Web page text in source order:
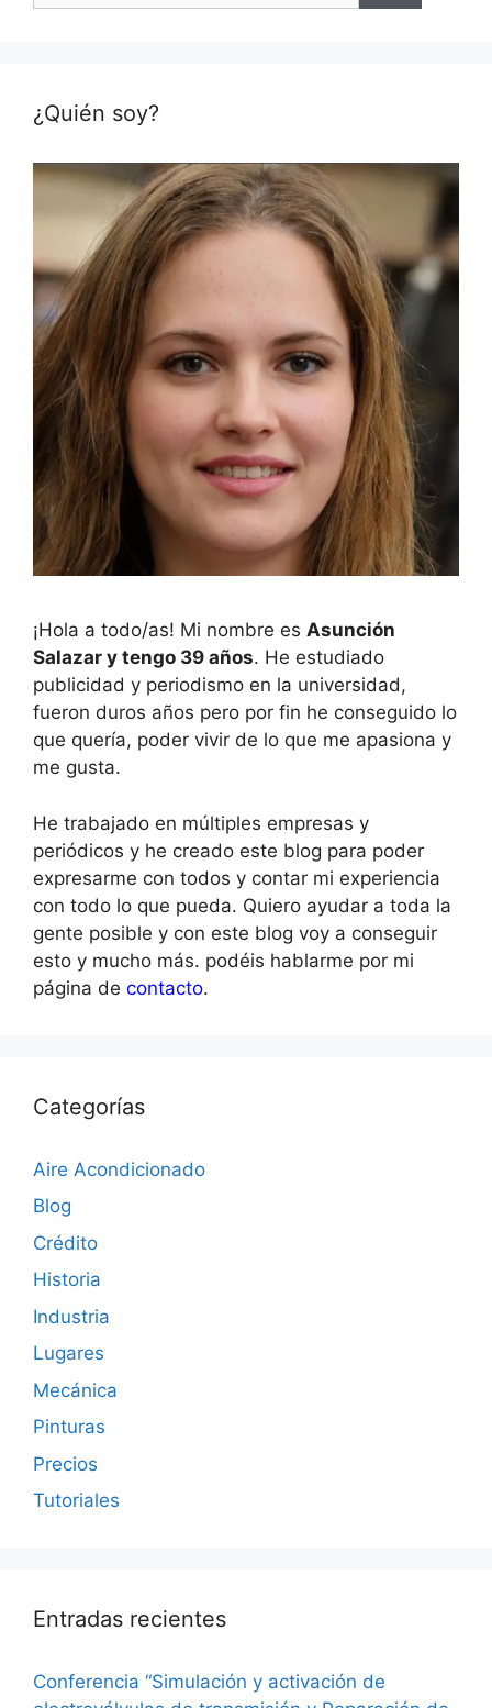
¿Quién soy?
¡Hola a todo/as! Mi nombre es Asunción
Salazar y tengo 39 años. He estudiado
publicidad y periodismo en la universidad,
fueron duros años pero por fin he conseguido lo
que quería, poder vivir de lo que me apasiona y
me gusta.
He trabajado en múltiples empresas y
periódicos y he creado este blog para poder
expresarme con todos y contar mi experiencia
con todo lo que pueda. Quiero ayudar a toda la
gente posible y con este blog voy a conseguir
esto y mucho más. podéis hablarme por mi
página de contacto.
Categorías
Aire Acondicionado
Blog
Crédito
Historia
Industria
Lugares
Mecánica
Pinturas
Precios
Tutoriales
Entradas recientes
Conferencia “Simulación y activación de